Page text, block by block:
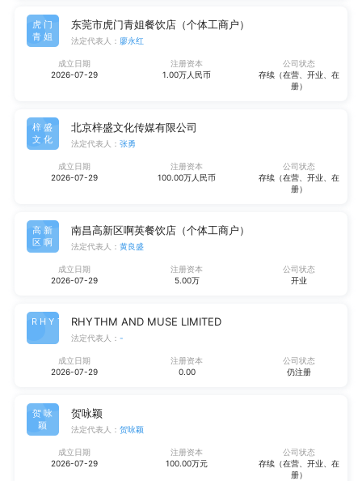
虎门
青姐
东莞市虎门青姐餐饮店（个体工商户）
法定代表人： 廖永红
成立日期
2026-07-29
注册资本
1.00万人民币
公司状态
存续（在营、开业、在
册）
梓盛
文化
北京梓盛文化传媒有限公司
法定代表人： 张勇
成立日期
2026-07-29
注册资本
100.00万人民币
公司状态
存续（在营、开业、在
册）
高新
区啊
南昌高新区啊英餐饮店（个体工商户）
法定代表人： 黄良盛
成立日期
2026-07-29
注册资本
5.00万
公司状态
开业
RHYT RHYTHM AND MUSE LIMITED
法定代表人： -
成立日期
2026-07-29
注册资本
0.00
公司状态
仍注册
贺咏
颖
贺咏颖
法定代表人： 贺咏颖
成立日期
2026-07-29
注册资本
100.00万元
公司状态
存续（在营、开业、在
册）